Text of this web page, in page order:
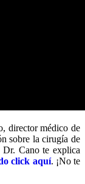
director médico de
sobre la cirugía de
Dr. Cano te explica
click aquí. ¡No te